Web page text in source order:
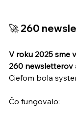
🚀 260
V roku 2025 sme
260 newsletterov
Cieľom bola
Čo fungovalo: